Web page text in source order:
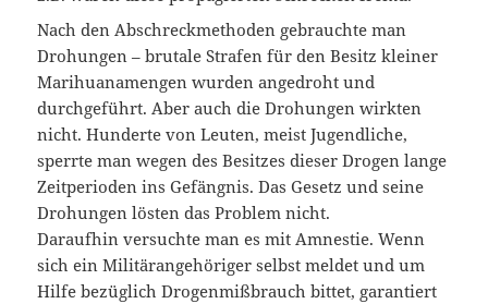
Nach den Abschreckmethoden gebrauchte man
Drohungen – brutale Strafen für den Besitz kleiner
Marihuanamengen wurden angedroht und
durchgeführt. Aber auch die Drohungen wirkten
nicht. Hunderte von Leuten, meist Jugendliche,
sperrte man wegen des Besitzes dieser Drogen lange
Zeitperioden ins Gefängnis. Das Gesetz und seine
Drohungen lösten das Problem nicht.
Daraufhin versuchte man es mit Amnestie. Wenn
sich ein Militärangehöriger selbst meldet und um
Hilfe bezüglich Drogenmißbrauch bittet, garantiert